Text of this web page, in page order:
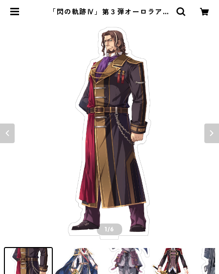
「閃の軌跡Ⅳ」第３弾オーロラアク
1/6